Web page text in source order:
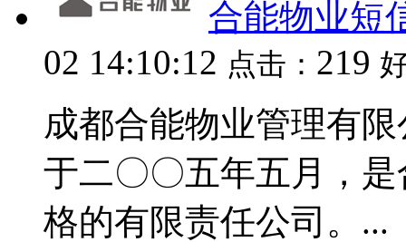
合能物业短
02 14:10:12 点击： 219
成都合能物业管理有
于二〇〇五年五月，
格的有限责任公司。...